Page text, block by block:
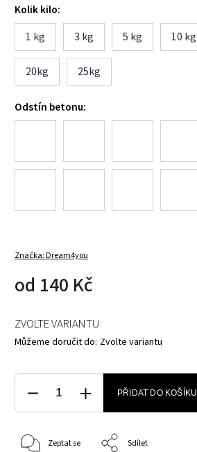
Kolik kilo:
1 kg
3 kg 5 kg 10 kg
20kg 25kg
Odstín betonu:
Značka:Dream4you
od 140 Kč
ZVOLTE VARIANTU
Můžeme doručit do: Zvolte variantu
PŘIDAT DO KOŠÍKU
Zeptat se Sdílet